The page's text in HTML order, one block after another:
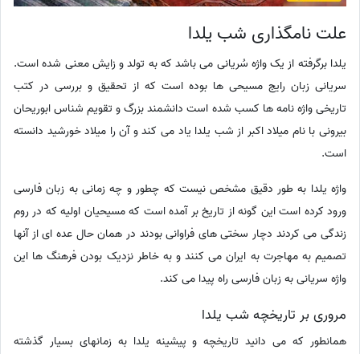
علت نامگذاری شب یلدا
یلدا برگرفته از یک واژه سُریانی می باشد که به تولد و زایش معنی شده است.
سریانی زبان رایج مسیحی ها بوده است که از تحقیق و بررسی در کتب
تاریخی واژه نامه ها کسب شده است دانشمند بزرگ و تقویم شناس ابوریحان
بیرونی با نام میلاد اکبر از شب یلدا یاد می کند و آن را میلاد خورشید دانسته
است.
واژه یلدا به طور دقیق مشخص نیست که چطور و چه زمانی به زبان فارسی
ورود کرده است این گونه از تاریخ بر آمده است که مسیحیان اولیه که در روم
زندگی می کردند دچار سختی های فراوانی بودند در همان حال عده ای از آنها
تصمیم به مهاجرت به ایران می کنند و به خاطر نزدیک بودن فرهنگ ها این
واژه سریانی به زبان فارسی راه پیدا می کند.
مروری بر تاریخچه شب یلدا
همانطور که می دانید تاریخچه و پیشینه یلدا به زمانهای بسیار گذشته